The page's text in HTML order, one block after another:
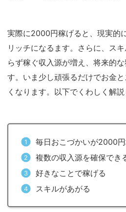
実際に2000円稼げると、現実的
リッチになるます。さらに、ス
らず稼ぐ収入源が増え、将来的
す。いま少し頑張るだけでお金
くなります。以下でくわしく解説
毎日おこづかいが2000
複数の収入源を確保でき
好きなことで稼げる
スキルがあがる